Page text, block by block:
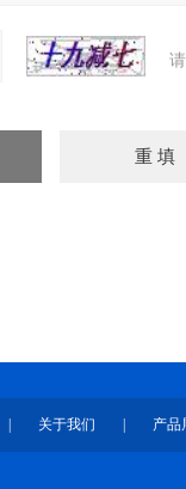
关于我们 产品